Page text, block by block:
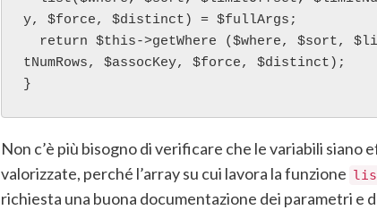
y, $force, $distinct) = $fullArgs;
tNumRows, $assocKey, $force, $distinct);
}
Non c’è più bisogno di verificare che le variabili siano
valorizzate, perché l’array su cui lavora la funzione
richiesta una buona documentazione dei parametri e